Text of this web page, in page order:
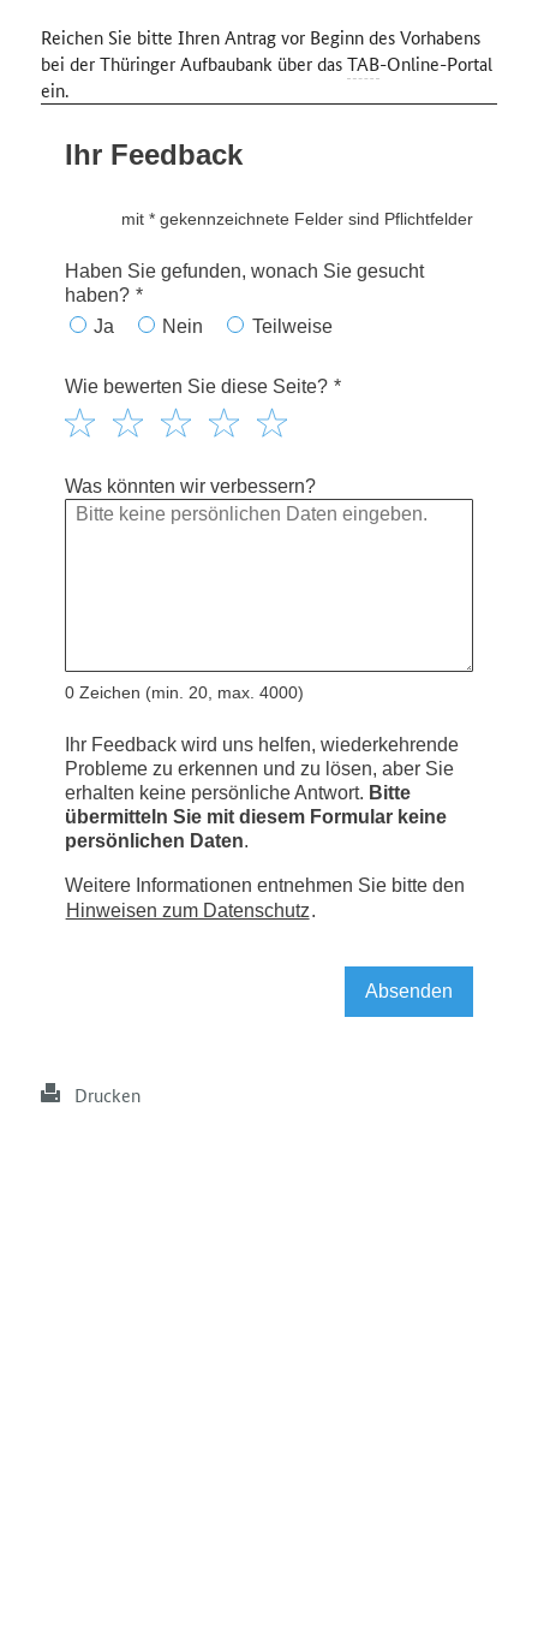
Reichen Sie bitte Ihren Antrag vor Beginn des Vorhabens
bei der Thüringer Aufbaubank über dasTAB-Online-Portal
ein.
Drucken